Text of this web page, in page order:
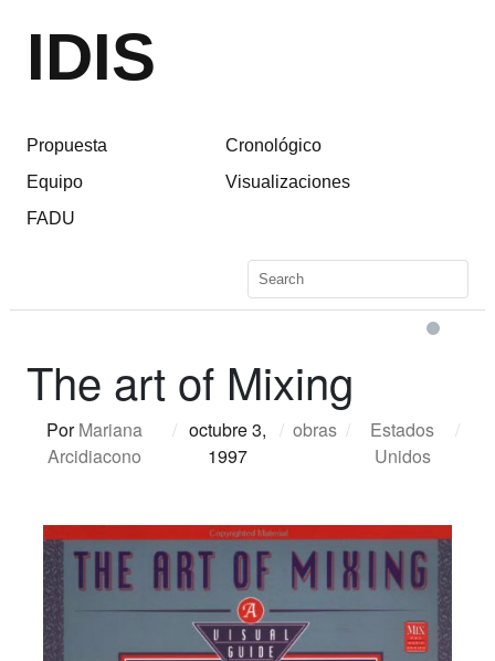
IDIS
Propuesta
Equipo
FADU
Cronológico
Visualizaciones
The art of Mixing
PorMariana
Arcidiacono
/ octubre 3,
1997
/ obras /
Estados
Unidos
/